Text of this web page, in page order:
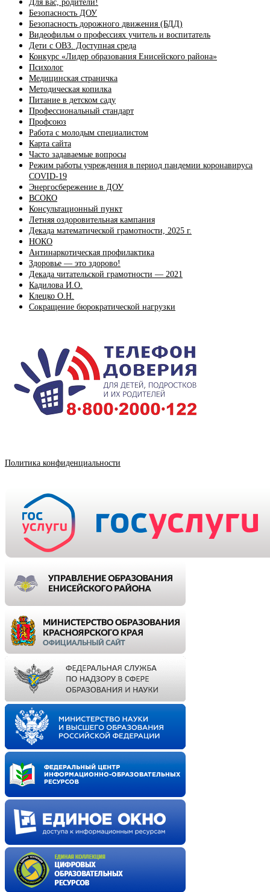
Для вас, родители!
Безопасность ДОУ
Безопасность дорожного движения (БДД)
Видеофильм о профессиях учитель и воспитатель
Дети с ОВЗ. Доступная среда
Конкурс «Лидер образования Енисейского района»
Психолог
Медицинская страничка
Методическая копилка
Питание в детском саду
Профессиональный стандарт
Профсоюз
Работа с молодым специалистом
Карта сайта
Часто задаваемые вопросы
Режим работы учреждения в период пандемии коронавируса
COVID-19
Энергосбережение в ДОУ
ВСОКО
Консультационный пункт
Летняя оздоровительная кампания
Декада математической грамотности, 2025 г.
НОКО
Антинаркотическая профилактика
Здоровье — это здорово!
Декада читательской грамотности — 2021
Кадилова И.О.
Клецко О.Н.
Сокращение бюрократической нагрузки
Политика конфиденциальности